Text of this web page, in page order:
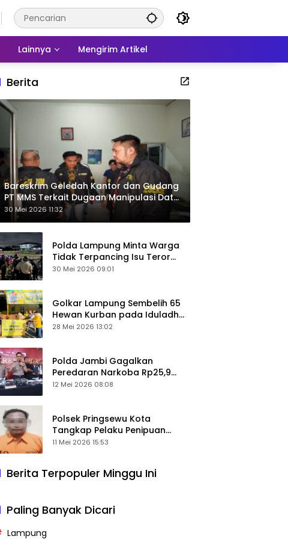
Lainnya Mengirim Artikel
Berita
Bareskrim Geledah Kantor dan Gudang
PT MMS Terkait Dugaan Manipulasi Data
Ekspor Sawit
30 Mei 2026 11:32
Polda Lampung Minta Warga
Tidak Terpancing Isu Teror
Pocong Palsu, Patroli
30 Mei 2026 09:01
Golkar Lampung Sembelih 65
Hewan Kurban pada Iduladha
1447 Hijriah
28 Mei 2026 13:02
Polda Jambi Gagalkan
Peredaran Narkoba Rp25,9
Miliar, Empat Tersangka
12 Mei 2026 08:08
Polsek Pringsewu Kota
Tangkap Pelaku Penipuan
Mobil, Sempat Kabur ke Jambi
11 Mei 2026 15:53
Berita Terpopuler Minggu Ini
Paling Banyak Dicari
Lampung